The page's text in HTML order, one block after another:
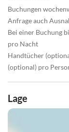
Buchungen
Anfrage auch
Bei einer Buchung
pro Nacht
Handtücher
(optional) pro
Lage